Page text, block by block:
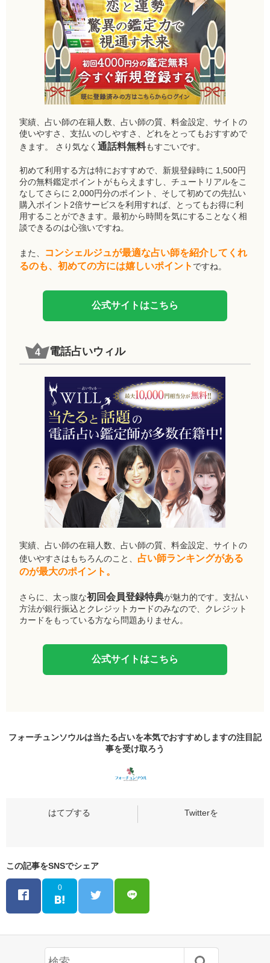
実績、占い師の在籍人数、占い師の質、料金設定、サイトの
使いやすさ、支払いのしやすさ、どれをとってもおすすめで
きます。 さり気なく通話料無料もすごいです。
初めて利用する方は特におすすめで、新規登録時に 1,500円
分の無料鑑定ポイントがもらえますし、チュートリアルをこ
なしてさらに 2,000円分のポイント、そして初めての先払い
購入ポイント2倍サービスを利用すれば、とってもお得に利
用することができます。最初から時間を気にすることなく相
談できるのは心強いですね。
また、
コンシェルジュが最適な占い師を紹介してくれ
るのも、初めての方には嬉しいポイント ですね。
公式サイトはこちら
電話占いウィル
実績、占い師の在籍人数、占い師の質、料金設定、サイトの
使いやすさはもちろんのこと、 占い師ランキングがある
のが最大のポイント。
さらに、太っ腹な初回会員登録特典が魅力的です。支払い
方法が銀行振込とクレジットカードのみなので、クレジット
カードをもっている方なら問題ありません。
公式サイトはこちら
フォーチュンソウルは当たる占いを本気でおすすめしますの注目記
事を受け取ろう
この記事をSNSでシェア
0